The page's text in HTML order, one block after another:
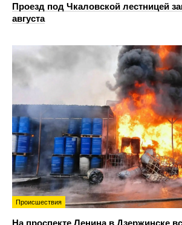
Проезд под Чкаловской лестницей
августа
Происшествия
На проспекте Ленина в Дзержинске